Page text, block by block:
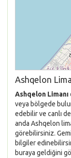
Ashqelon
Ashqelon Limanı
veya bölgede
edebilir ve canlı
anda Ashqelon
görebilirsiniz.
bilgiler
buraya geldiğini